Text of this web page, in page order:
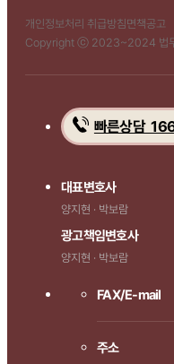
개인정보처리 취급방침 면책공고
Copyright ⓒ 2023~2024 법
빠른상담
대표변호사
양지현 · 박보람
광고책임변호사
양지현 · 박보람
FAX/E-mail
주소